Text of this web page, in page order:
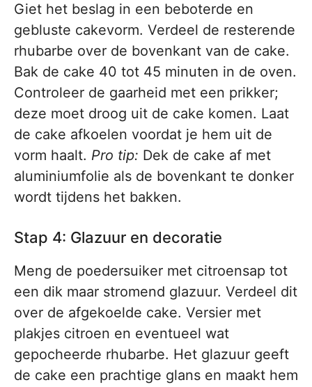
Giet het beslag in een beboterde en
gebluste cakevorm. Verdeel de resterende
rhubarbe over de bovenkant van de cake.
Bak de cake 40 tot 45 minuten in de oven.
Controleer de gaarheid met een prikker;
deze moet droog uit de cake komen. Laat
de cake afkoelen voordat je hem uit de
vorm haalt. Pro tip: Dek de cake af met
aluminiumfolie als de bovenkant te donker
wordt tijdens het bakken.
Stap 4: Glazuur en decoratie
Meng de poedersuiker met citroensap tot
een dik maar stromend glazuur. Verdeel dit
over de afgekoelde cake. Versier met
plakjes citroen en eventueel wat
gepocheerde rhubarbe. Het glazuur geeft
de cake een prachtige glans en maakt hem